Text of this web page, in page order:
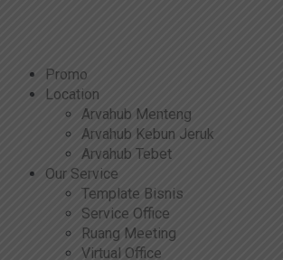
Promo
Location
Arvahub Menteng
Arvahub Kebun Jeruk
Arvahub Tebet
Our Service
Template Bisnis
Service Office
Ruang Meeting
Virtual Office